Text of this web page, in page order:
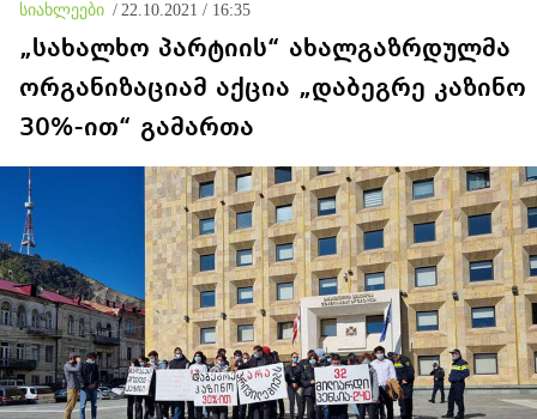
სიახლეები / 22.10.2021 / 16:35
„სახალხო პარტიის“ ახალგაზრდულმა
ორგანიზაციამ აქცია „დაბეგრე კაზინო
30%-ით“ გამართა